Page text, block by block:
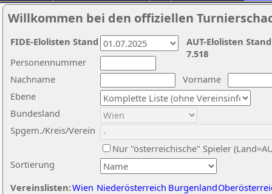
Willkommen bei den offiziellen
Nachname
Vorname
Ebene
Sortierung
Personennummer
Bundesland
Spgem./Kreis/Verein
Nur "österreichische" Spieler
Vereinslisten:Wien Niederösterreich Burgenland
AUT-Elolisten
7.518
FIDE-Elolisten Stand